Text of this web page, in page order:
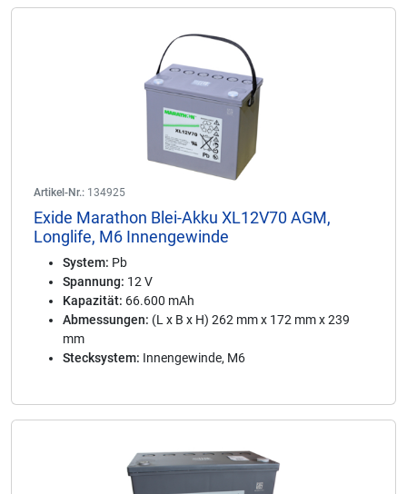
Artikel-Nr.: 134925
Exide Marathon Blei-Akku XL12V70 AGM,
Longlife, M6 Innengewinde
System: Pb
Spannung: 12 V
Kapazität: 66.600 mAh
Abmessungen: (L x B x H) 262 mm x 172 mm x 239
mm
Stecksystem: Innengewinde, M6